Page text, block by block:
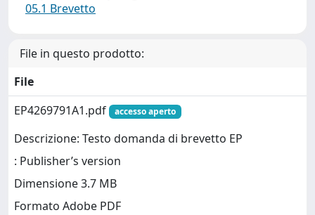
05.1 Brevetto
File in questo prodotto:
File
EP4269791A1.pdf
accesso aperto
Descrizione: Testo domanda di brevetto EP
: Publisher’s version
Dimensione 3.7 MB
Formato Adobe PDF